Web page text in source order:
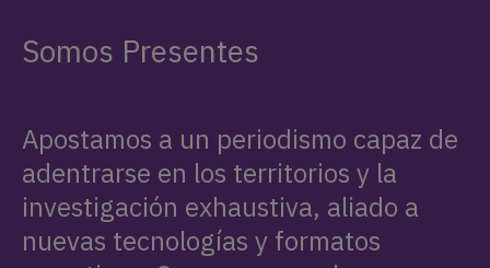
Somos Presentes
Apostamos a un periodismo capaz de
adentrarse en los territorios y la
investigación exhaustiva, aliado a
nuevas tecnologías y formatos